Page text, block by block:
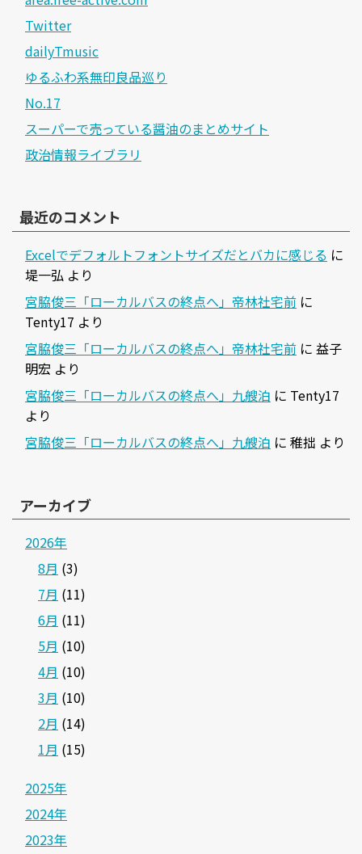
Twitter
dailyTmusic
ゆるふわ系無印良品巡り
No.17
スーパーで売っている醤油のまとめサイト
政治情報ライブラリ
最近のコメント
Excelでデフォルトフォントサイズだとバカに感じる に
堤一弘 より
宮脇俊三「ローカルバスの終点へ」帝林社宅前 に
Tenty17 より
宮脇俊三「ローカルバスの終点へ」帝林社宅前 に 益子
明宏 より
宮脇俊三「ローカルバスの終点へ」九艘泊 に Tenty17
より
宮脇俊三「ローカルバスの終点へ」九艘泊 に 稚拙 より
アーカイブ
2026年
8月 (3)
7月 (11)
6月 (11)
5月 (10)
4月 (10)
3月 (10)
2月 (14)
1月 (15)
2025年
2024年
2023年